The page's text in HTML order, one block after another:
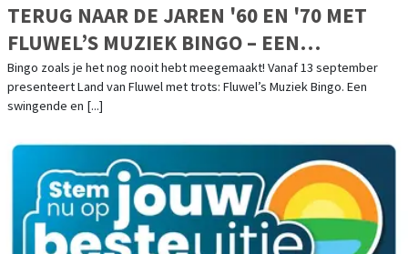
TERUG NAAR DE JAREN '60 EN '70 MET
FLUWEL’S MUZIEK BINGO – EEN
NOSTALGISCH FEESTJE IN OMA’S
HUISKAMER!
Bingo zoals je het nog nooit hebt meegemaakt! Vanaf 13 september
presenteert Land van Fluwel met trots: Fluwel’s Muziek Bingo. Een
swingende en [...]